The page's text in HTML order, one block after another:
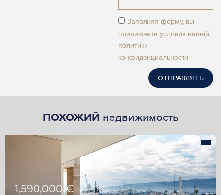
Заполняя форму, вы
принимаете условия нашей
политики
конфиденциальности
ОТПРАВЛЯТЬ
ПОХОЖИЙ недвижимость
1,590,000 €